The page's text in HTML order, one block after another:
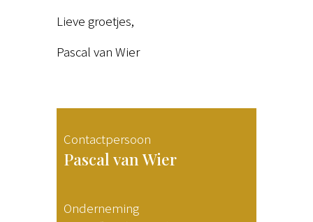
Lieve groetjes,
Pascal van Wier
Contactpersoon
Pascal van Wier
Onderneming